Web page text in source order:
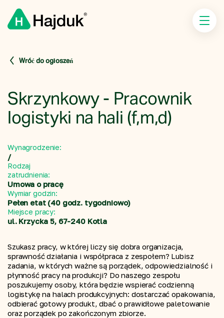
Wróć do ogłoszeń
Skrzynkowy - Pracownik
logistyki na hali (f,m,d)
Wynagrodzenie:
/
Rodzaj
zatrudnienia:
Umowa o pracę
Wymiar godzin:
Pełen etat (40 godz. tygodniowo)
Miejsce pracy:
ul. Krzycka 5, 67-240 Kotla
Szukasz pracy, w której liczy się dobra organizacja,
sprawność działania i współpraca z zespołem? Lubisz
zadania, w których ważne są porządek, odpowiedzialność i
płynność pracy na produkcji? Do naszego zespołu
poszukujemy osoby, która będzie wspierać codzienną
logistykę na halach produkcyjnych: dostarczać opakowania,
odbierać gotowy produkt, dbać o prawidłowe paletowanie
oraz porządek po zakończonym zbiorze.